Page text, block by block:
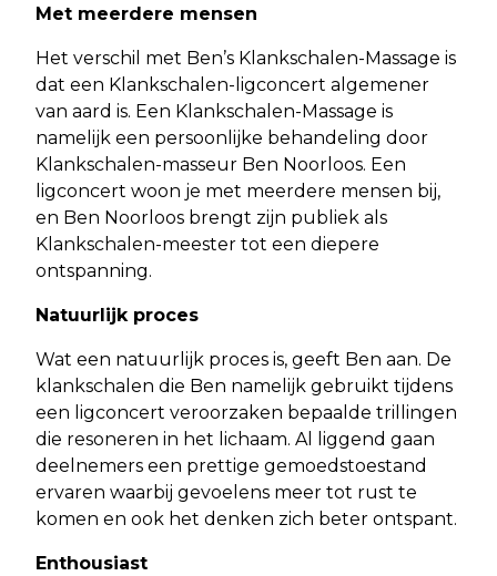
Met meerdere mensen
Het verschil met Ben’s Klankschalen-Massage is
dat een Klankschalen-ligconcert algemener
van aard is. Een Klankschalen-Massage is
namelijk een persoonlijke behandeling door
Klankschalen-masseur Ben Noorloos. Een
ligconcert woon je met meerdere mensen bij,
en Ben Noorloos brengt zijn publiek als
Klankschalen-meester tot een diepere
ontspanning.
Natuurlijk proces
Wat een natuurlijk proces is, geeft Ben aan. De
klankschalen die Ben namelijk gebruikt tijdens
een ligconcert veroorzaken bepaalde trillingen
die resoneren in het lichaam. Al liggend gaan
deelnemers een prettige gemoedstoestand
ervaren waarbij gevoelens meer tot rust te
komen en ook het denken zich beter ontspant.
Enthousiast